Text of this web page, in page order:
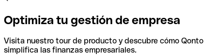
Optimiza tu gestión de empresa
Visita nuestro tour de producto y descubre cómo Qonto
simplifica las finanzas empresariales.